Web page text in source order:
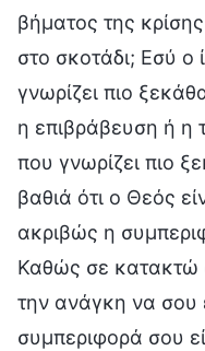
βήματος της
στο σκοτάδι; Εσύ ο
γνωρίζει πιο
η επιβράβευση ή η
που γνωρίζει πιο
βαθιά ότι ο Θεός
ακριβώς η
Καθώς σε κατακτώ
την ανάγκη να σου
συμπεριφορά σου